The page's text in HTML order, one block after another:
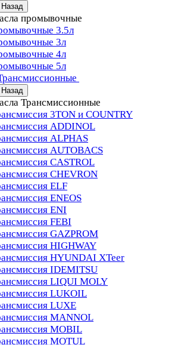
Назад
промывочные
3.5л
3л
4л
5л
Назад
Трансмиссионные
3TON и COUNTRY
ADDINOL
ALPHAS
AUTOBACS
CASTROL
CHEVRON
ELF
ENEOS
ENI
FEBI
GAZPROM
HIGHWAY
HYUNDAI XTeer
IDEMITSU
LIQUI MOLY
LUKOIL
LUXE
MANNOL
MOBIL
MOTUL